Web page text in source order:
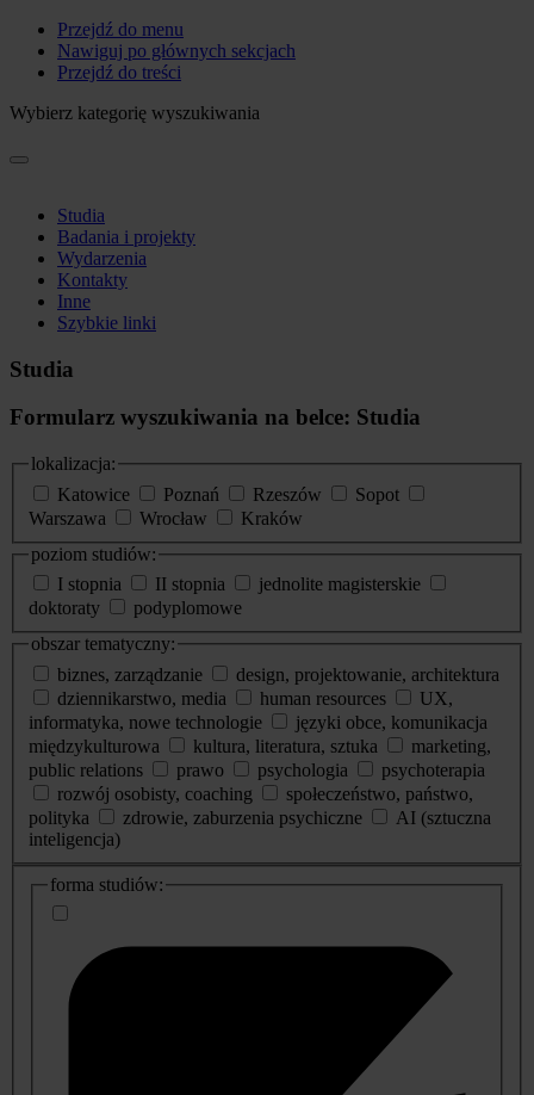
Przejdź do menu
Nawiguj po głównych sekcjach
Przejdź do treści
Wybierz kategorię wyszukiwania
Studia
Badania i projekty
Wydarzenia
Kontakty
Inne
Szybkie linki
Studia
Formularz wyszukiwania na belce: Studia
lokalizacja:
Katowice
Poznań Rzeszów
Sopot
Warszawa
Wrocław
Kraków
poziom studiów:
I stopnia
II stopnia
jednolite magisterskie
doktoraty
podyplomowe
obszar tematyczny:
biznes, zarządzanie
design, projektowanie, architektura
dziennikarstwo, media
human resources
UX,
informatyka, nowe technologie
języki obce, komunikacja
międzykulturowa
kultura, literatura, sztuka
marketing,
public relations
prawo psychologia
psychoterapia
rozwój osobisty, coaching
społeczeństwo, państwo,
polityka
zdrowie, zaburzenia psychiczne
AI (sztuczna
inteligencja)
dodatkowe
informacje
forma studiów: